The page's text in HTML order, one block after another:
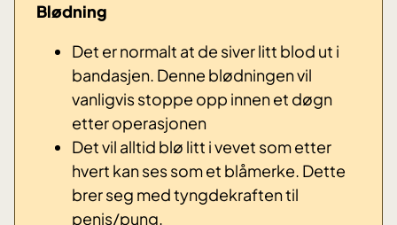
Blødning
Det er normalt at de siver litt blod ut i
bandasjen. Denne blødningen vil
vanligvis stoppe opp innen et døgn
etter operasjonen
Det vil alltid blø litt i vevet som etter
hvert kan ses som et blåmerke. Dette
brer seg med tyngdekraften til
penis/pung.